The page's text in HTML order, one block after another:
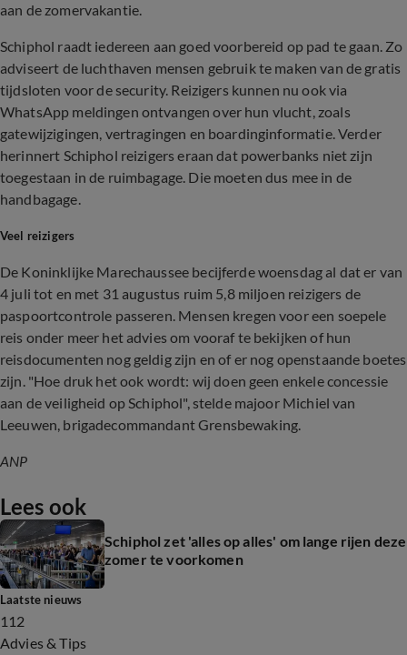
aan de zomervakantie.
Schiphol raadt iedereen aan goed voorbereid op pad te gaan. Zo
adviseert de luchthaven mensen gebruik te maken van de gratis
tijdsloten voor de security. Reizigers kunnen nu ook via
WhatsApp meldingen ontvangen over hun vlucht, zoals
gatewijzigingen, vertragingen en boardinginformatie. Verder
herinnert Schiphol reizigers eraan dat powerbanks niet zijn
toegestaan in de ruimbagage. Die moeten dus mee in de
handbagage.
Veel reizigers
De Koninklijke Marechaussee becijferde woensdag al dat er van
4 juli tot en met 31 augustus ruim 5,8 miljoen reizigers de
paspoortcontrole passeren. Mensen kregen voor een soepele
reis onder meer het advies om vooraf te bekijken of hun
reisdocumenten nog geldig zijn en of er nog openstaande boetes
zijn. "Hoe druk het ook wordt: wij doen geen enkele concessie
aan de veiligheid op Schiphol", stelde majoor Michiel van
Leeuwen, brigadecommandant Grensbewaking.
ANP
Lees ook
Schiphol zet 'alles op alles' om lange rijen deze
zomer te voorkomen
Laatste nieuws
112
Advies & Tips